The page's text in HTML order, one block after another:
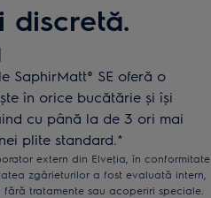
discretă.
SaphirMatt® SE oferă o
în orice bucătărie și își
cu până la de 3 ori mai
plite standard.*
extern din Elveţia, în conformitate
zgârieturilor a fost evaluată intern,
tratamente sau acoperiri speciale.